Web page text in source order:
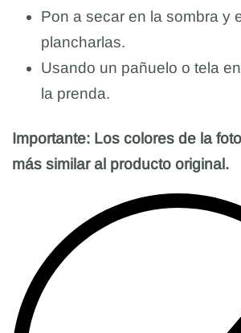
Pon a secar en la sombra y
plancharlas.
Usando un pañuelo o tela
la prenda.
Importante: Los colores de la
más similar al producto original.